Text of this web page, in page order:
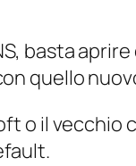
basta
quello
o il